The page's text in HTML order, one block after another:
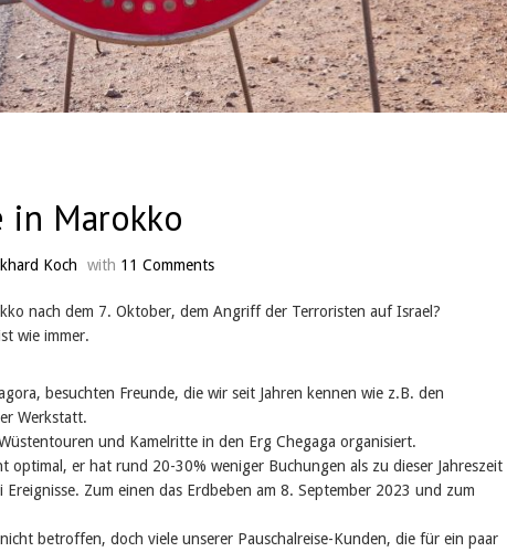
in Marokko
Koch with 11 Comments
nach dem 7. Oktober, dem Angriff der Terroristen auf Israel?
wie immer.
besuchten Freunde, die wir seit Jahren kennen wie z.B. den
Werkstatt.
und Kamelritte in den Erg Chegaga organisiert.
optimal, er hat rund 20-30% weniger Buchungen als zu dieser Jahreszeit
Zum einen das Erdbeben am 8. September 2023 und zum
betroffen, doch viele unserer Pauschalreise-Kunden, die für ein paar